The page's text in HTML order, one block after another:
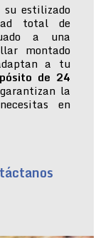
estilizado
total de
a una
montado
a tu
de 24
la
en